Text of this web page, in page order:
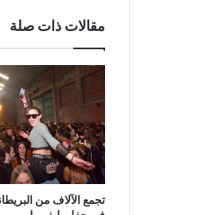
مقالات ذات صلة
تجمع الآلاف من